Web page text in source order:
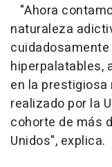
"Ahora
naturaleza
hiperpalatables,
en la
realizado por la
cohorte de más
Unidos", explica.